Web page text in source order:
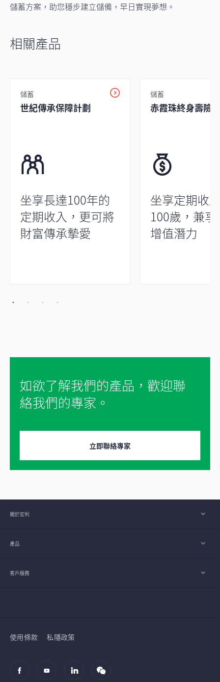
儲蓄方案，助您穩步建立儲備，早日實現夢想。
相關產品
儲蓄
世紀傳承保障計劃
坐享長達100年的
定期收入，更可將
財富傳承摯愛
儲蓄
赤霞珠終身壽險
坐享定期收
100歲，兼
增值潛力
如欲了解我們的產品，歡迎聯
絡我們的專家。
立即聯絡專家
關於宏利
產品
客戶服務
使用條款 私隱政策